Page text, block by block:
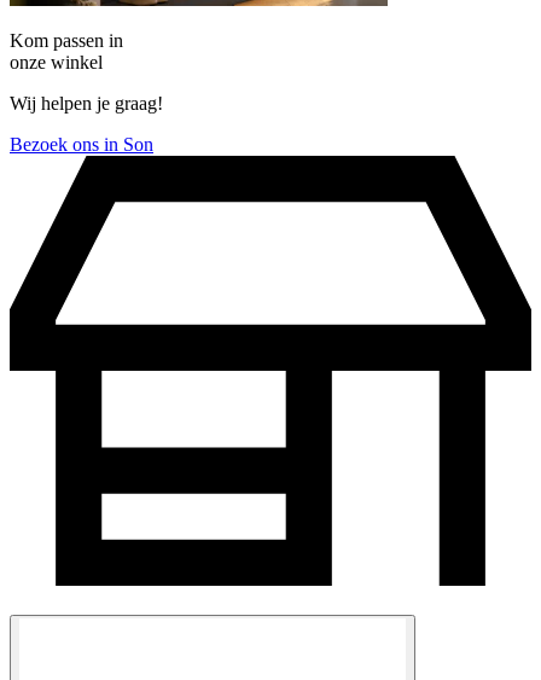
Kom passen in
onze winkel
Wij helpen je graag!
Bezoek ons in Son